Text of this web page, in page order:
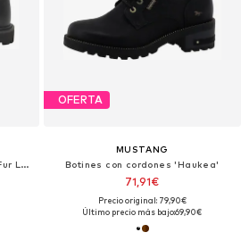
Botas con cordones 'Phantom Fur Liner 10'
OFERTA
MUSTANG
Botines con cordones 'Haukea'
71,91€
Precio original: 79,90€
Último precio más bajo:69,90€